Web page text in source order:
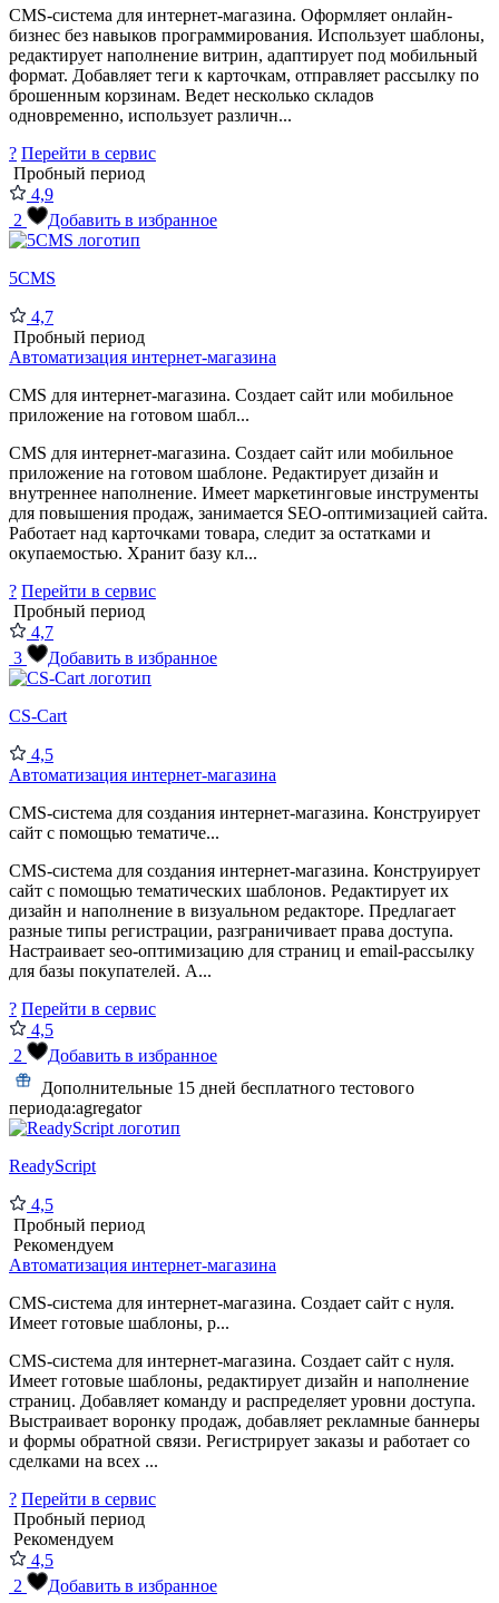
CMS-система для интернет-магазина. Оформляет онлайн-
бизнес без навыков программирования. Использует шаблоны,
редактирует наполнение витрин, адаптирует под мобильный
формат. Добавляет теги к карточкам, отправляет рассылку по
брошенным корзинам. Ведет несколько складов
одновременно, использует различн...
? Перейти в сервис
Пробный период
4,9
2
Добавить в избранное
5CMS
4,7
Пробный период
Автоматизация интернет-магазина
CMS для интернет-магазина. Создает сайт или мобильное
приложение на готовом шабл...
CMS для интернет-магазина. Создает сайт или мобильное
приложение на готовом шаблоне. Редактирует дизайн и
внутреннее наполнение. Имеет маркетинговые инструменты
для повышения продаж, занимается SEO-оптимизацией сайта.
Работает над карточками товара, следит за остатками и
окупаемостью. Хранит базу кл...
? Перейти в сервис
Пробный период
4,7
3
Добавить в избранное
CS-Cart
4,5
Автоматизация интернет-магазина
CMS-система для создания интернет-магазина. Конструирует
сайт с помощью тематиче...
CMS-система для создания интернет-магазина. Конструирует
сайт с помощью тематических шаблонов. Редактирует их
дизайн и наполнение в визуальном редакторе. Предлагает
разные типы регистрации, разграничивает права доступа.
Настраивает seo-оптимизацию для страниц и email-рассылку
для базы покупателей. А...
? Перейти в сервис
4,5
2
Добавить в избранное
Дополнительные 15 дней бесплатного тестового
периода:agregator
ReadyScript
4,5
Пробный период
Рекомендуем
Автоматизация интернет-магазина
CMS-система для интернет-магазина. Создает сайт с нуля.
Имеет готовые шаблоны, р...
CMS-система для интернет-магазина. Создает сайт с нуля.
Имеет готовые шаблоны, редактирует дизайн и наполнение
страниц. Добавляет команду и распределяет уровни доступа.
Выстраивает воронку продаж, добавляет рекламные баннеры
и формы обратной связи. Регистрирует заказы и работает со
сделками на всех ...
? Перейти в сервис
Пробный период
Рекомендуем
4,5
2
Добавить в избранное